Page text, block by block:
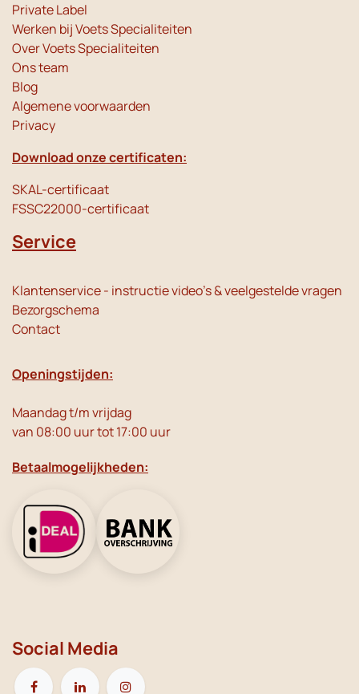
Private Label
Werken bij Voets Specialiteiten
Over Voets Specialiteiten
Ons team
Blog
Algemene voorwaarden
Privacy
Download onze certificaten:
SKAL-certificaat
FSSC22000-certificaat
Service
Klantenservice - instructie video's & veelgestelde vragen
Bezorgschema
Contact
Openingstijden:
Maandag t/m vrijdag
van 08:00 uur tot 17:00 uur
Betaalmogelijkheden:
Social Media